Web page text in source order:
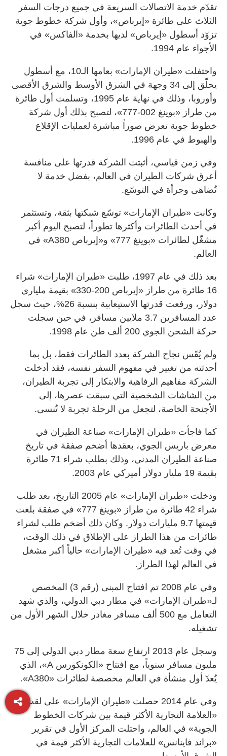
تقدّم خدمة الاتصالات السريعة في جميع درجات السفر
الثلاث على طائرة «إيرباص»، وأول شركة خطوط جوية
تزوّد أسطول «إيرباص» لديها بخدمة «الفاكس» في
الأجواء عام 1994.
واحتفلت «طيران الإمارات» بعامها الـ10، مع أسطول
يحلّق إلى 34 وجهة في الشرق الأوسط والشرق الأقصى
وأوروبا، وذلك في نهاية عام 1995، وتسلمت أول طائرة
من طراز «بوينغ 002-777»، لتصبح بذلك أول شركة
خطوط جوية تعرض صوراً مباشرة لعمليات الإقلاع
والهبوط في عام 1996.
وفي زمن قياسي، أثبتت الشركة قدرتها على منافسة
أعرق شركات الطيران في العالم، بفضل خدمة لا
تُضاهى وجرأة في التوسّع.
وكانت «طيران الإمارات» توسّع شبكتها بثقة، وتستثمر
في أحدث الطائرات وأكثرها تطوراً، لتصبح اليوم أكبر
مشغّل لطائرات «بوينغ 777» و«إيرباص A380» في
العالم.
بعد ذلك في عام 1997، طلبت «طيران الإمارات» شراء
16 طائرة من طراز «إيرباص 200-330» بقيمة ملياري
دولار، ورفعت قدرتها الاستيعابية بنسبة 26%، حيث سجل
عدد المسافرين 3.7 ملايين مسافر، في حين سجلت
حركة الشحن الجوي 200 ألف طن عام 1998.
ولم يُقَس نجاح الشركة بعدد الطائرات فقط، بل بما
أحدثته من تغيير في مفهوم السفر نفسه، فقد أدخلت
الشركة مفاهيم الرفاهية والابتكار إلى تجربة الطيران،
من الشاشات الشخصية التي سبقت عصرها، إلى
الأجنحة الخاصة، لتجعل من الرحلة تجربة لا تُنسى.
كما فاجأت «طيران الإمارات» صناعة الطيران في
معرض باريس الجوي، بعقدها أضخم صفقة في تاريخ
صناعة الطيران المدني، وذلك بطلب شراء 71 طائرة
بقيمة 19 مليار دولار أميركي عام 2003.
ودخلت «طيران الإمارات» عام 2005 التاريخ، بعد طلب
شراء 42 طائرة من طراز «بوينغ 777» في صفقة بلغت
قيمتها 9.7 مليارات دولار. وكان ذلك أضخم طلب لشراء
طائرات من هذا الطراز على الإطلاق في ذلك الوقت،
في وقت تُعد فيه «طيران الإمارات» حالياً أكبر مشغل
في العالم لهذا الطراز.
وفي عام 2008 تم افتتاح المبنى (رقم 3) المخصص
لـ«طيران الإمارات» في مطار دبي الدولي، والذي شهد
التعامل مع 500 ألف مسافر مغادر خلال الشهر الأول من
تشغيله.
وسجل عام 2013 ارتفاع سعة مطار دبي الدولي إلى 75
مليون مسافر سنوياً، مع افتتاح «الكونكورس A»، الذي
يُعدّ أول منشأة في العالم مخصصة لطائرات «A380».
وفي عام 2014 حصلت «طيران الإمارات» على لقب
«العلامة التجارية الأكثر قيمة بين شركات الخطوط
الجوية» في العالم، واحتلت المركز الأول في تقرير
«براند فاينانس» للعلامات التجارية الأكثر قيمة في